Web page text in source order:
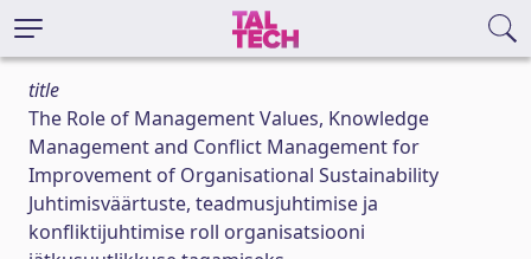
title
The Role of Management Values, Knowledge
Management and Conflict Management for
Improvement of Organisational Sustainability
Juhtimisväärtuste, teadmusjuhtimise ja
konfliktijuhtimise roll organisatsiooni